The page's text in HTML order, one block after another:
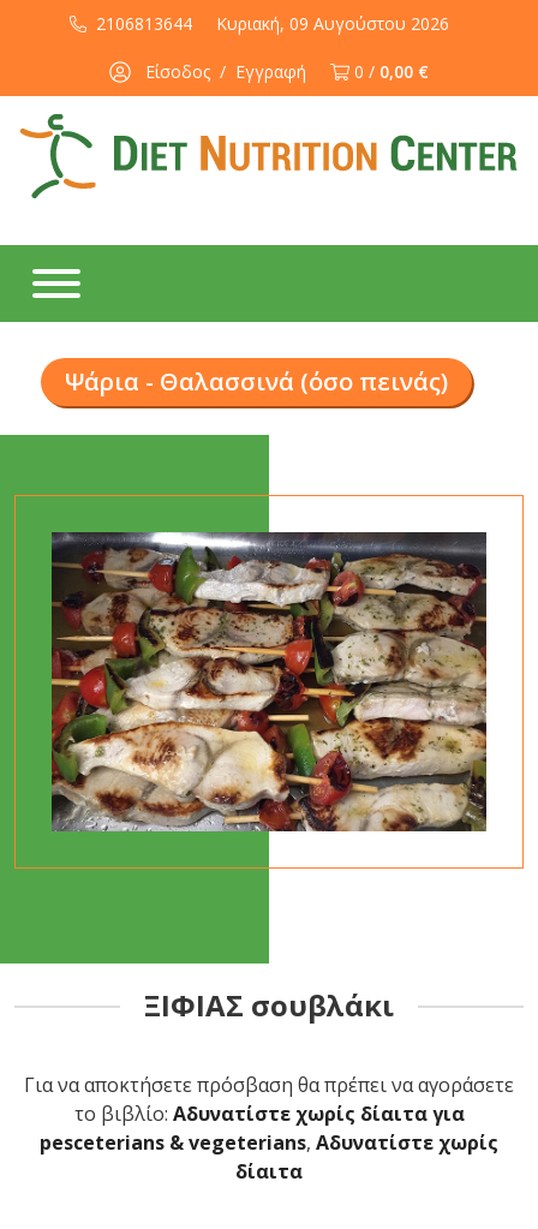
2106813644 Κυριακή, 09 Αυγούστου 2026
Είσοδος / Εγγραφή 0 / 0,00 €
Ψάρια - Θαλασσινά (όσο πεινάς)
ΞΙΦΙΑΣ σουβλάκι
Για να αποκτήσετε πρόσβαση θα πρέπει να αγοράσετε
το βιβλίο: Αδυνατίστε χωρίς δίαιτα για
pesceterians & vegeterians, Αδυνατίστε χωρίς
δίαιτα